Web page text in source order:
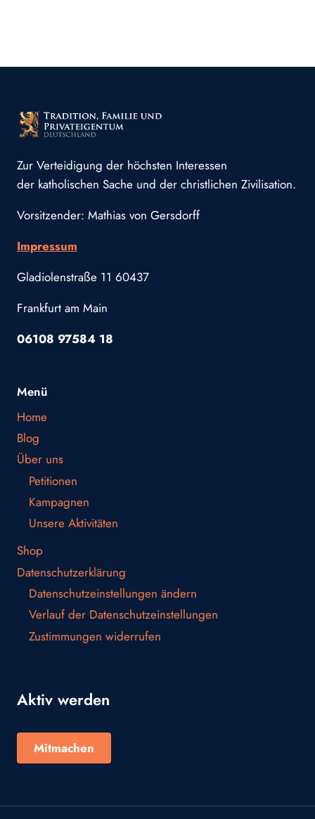
Zur Verteidigung der höchsten Interessen
der katholischen Sache und der christlichen Zivilisation.
Vorsitzender: Mathias von Gersdorff
Impressum
Gladiolenstraße 11 60437
Frankfurt am Main
06108 97584 18
Menü
Home
Blog
Über uns
Petitionen
Kampagnen
Unsere Aktivitäten
Shop
Datenschutzerklärung
Datenschutzeinstellungen ändern
Verlauf der Datenschutzeinstellungen
Zustimmungen widerrufen
Aktiv werden
Mitmachen